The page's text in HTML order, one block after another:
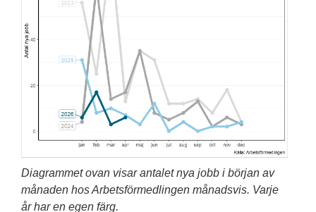
Diagrammet ovan visar antalet nya jobb i början av
månaden hos Arbetsförmedlingen månadsvis. Varje
år har en egen färg.